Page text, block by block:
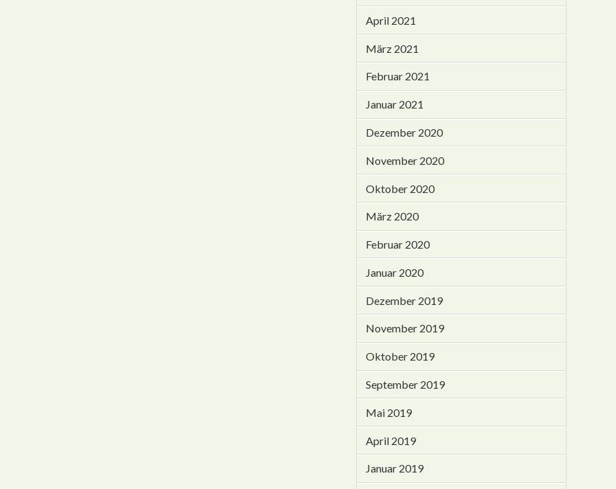
April 2021
März 2021
Februar 2021
Januar 2021
Dezember 2020
November 2020
Oktober 2020
März 2020
Februar 2020
Januar 2020
Dezember 2019
November 2019
Oktober 2019
September 2019
Mai 2019
April 2019
Januar 2019